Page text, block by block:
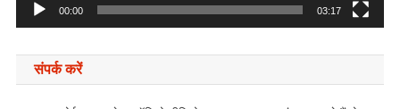
00:00 03:17
संपर्क करें